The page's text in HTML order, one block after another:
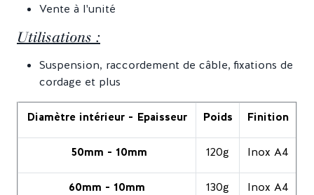
Vente à l'unité
Utilisations :
Suspension, raccordement de câble, fixations de
cordage et plus
Diamètre intérieur - Epaisseur Poids Finition
50mm - 10mm 120g Inox A4
60mm - 10mm 130g Inox A4